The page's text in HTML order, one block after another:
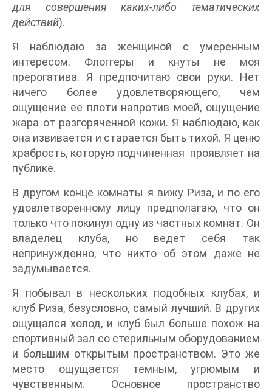
для совершения каких-либо тематических
действий).
Я наблюдаю за женщиной с умеренным
интересом. Флоггеры и кнуты не моя
прерогатива. Я предпочитаю свои руки. Нет
ничего более удовлетворяющего, чем
ощущение ее плоти напротив моей, ощущение
жара от разгоряченной кожи. Я наблюдаю, как
она извивается и старается быть тихой. Я ценю
храбрость, которую подчиненная проявляет на
публике.
В другом конце комнаты я вижу Риза, и по его
удовлетворенному лицу предполагаю, что он
только что покинул одну из частных комнат. Он
владелец клуба, но ведет себя так
непринужденно, что никто об этом даже не
задумывается.
Я побывал в нескольких подобных клубах, и
клуб Риза, безусловно, самый лучший. В других
ощущался холод, и клуб был больше похож на
спортивный зал со стерильным оборудованием
и большим открытым пространством. Это же
место ощущается темным, угрюмым и
чувственным. Основное пространство